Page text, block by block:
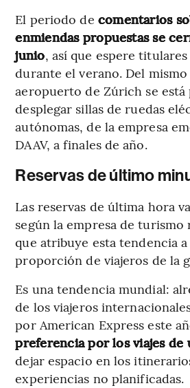
El periodo de comentarios
enmiendas propuestas se
junio, así que espere
durante el verano. Del
aeropuerto de Zúrich se
desplegar sillas de ruedas
autónomas, de la empresa
DAAV, a finales de año.
Reservas de último
Las reservas de última hora
según la empresa de
que atribuye esta tendencia
proporción de viajeros de la
Es una tendencia mundial:
de los viajeros
por American Express este
preferencia por los viajes
dejar espacio en los
experiencias no planificadas.